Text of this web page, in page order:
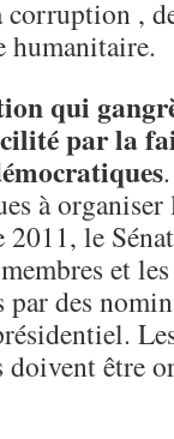
corruption ,
humanitaire.
qui
par la
à
le
et
des
être